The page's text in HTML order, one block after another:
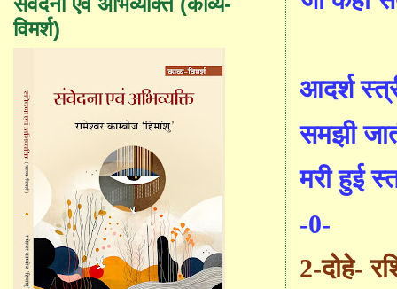
आदर्श
समझी
मरी हुई
-0-
2-दोहे-
विमर्श)